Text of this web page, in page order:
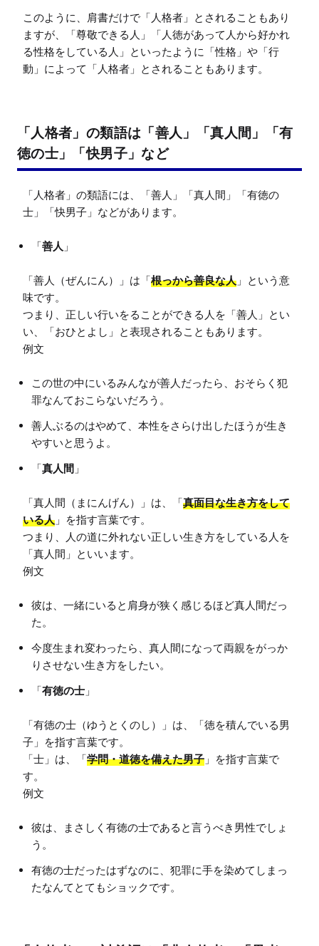
このように、肩書だけで「人格者」とされることもあり
ますが、「尊敬できる人」「人徳があって人から好かれ
る性格をしている人」といったように「性格」や「行
動」によって「人格者」とされることもあります。
「人格者」の類語は「善人」「真人間」「有
徳の士」「快男子」など
「人格者」の類語には、「善人」「真人間」「有徳の
「善人 」
「善人（ぜんにん）」は「根っから善良な人 」という意
味です。
つまり、正しい行いをることができる人を「善人」とい
い、「おひとよし」と表現されることもあります。
この世の中にいるみんなが善人だったら、おそらく犯
罪なんておこらないだろう。
善人ぶるのはやめて、本性をさらけ出したほうが生き
やすいと思うよ。
「真人間 」
「真人間（まにんげん）」は、「真面目な生き方をして
いる人 」を指す言葉です。
つまり、人の道に外れない正しい生き方をしている人を
「真人間」といいます。
彼は、一緒にいると肩身が狭く感じるほど真人間だっ
た。
今度生まれ変わったら、真人間になって両親をがっか
りさせない生き方をしたい。
「有徳の士 」
「有徳の士（ゆうとくのし）」は、「徳を積んでいる男
子」を指す言葉です。
「士」は、「学問・道徳を備えた男子 」を指す言葉で
す。
彼は、まさしく有徳の士であると言うべき男性でしょ
う。
有徳の士だったはずなのに、犯罪に手を染めてしまっ
たなんてとてもショックです。